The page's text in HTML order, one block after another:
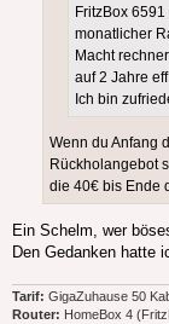
FritzBox
monatlicher
Macht
auf 2 Jahre
Ich bin
Wenn du Anfang
Rückholangebot
die 40€ bis Ende
Ein Schelm, wer
Den Gedanken hatte
Tarif: GigaZuhause 50
Router: HomeBox 4